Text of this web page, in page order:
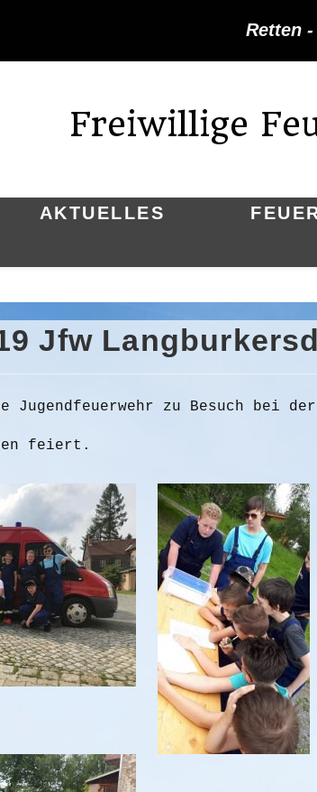
Retten
Freiwillige
AKTUELLES
Jfw
Jugendfeuerwehr zu Besuch bei
feiert.